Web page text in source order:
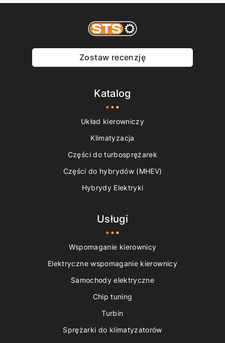
Zostaw recenzję
Katalog
Układ kierowniczy
Klimatyzacja
Części do turbosprężarek
Części do hybrydów (MHEV)
Hybrydy Elektryki
Usługi
Wspomaganie kierownicy
Elektryczne wspomaganie kierownicy
Samochody elektryczne
Chip tuning
Turbin
Sprężarki do klimatyzatorów